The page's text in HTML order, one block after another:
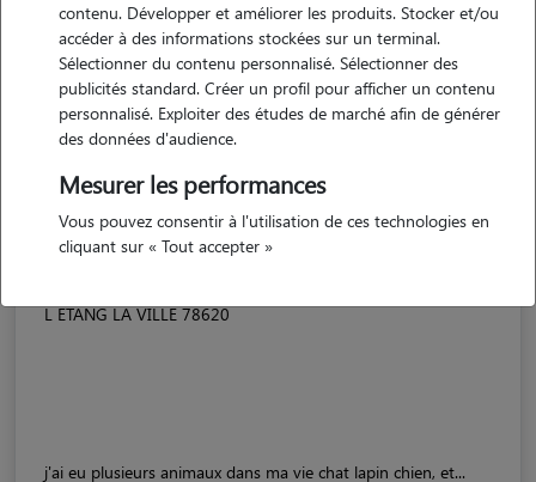
L ETANG LA VILLE 78620
j'ai eu plusieurs animaux dans ma vie chat lapin chien, et...
contenu. Développer et améliorer les produits. Stocker et/ou
accéder à des informations stockées sur un terminal.
Sélectionner du contenu personnalisé. Sélectionner des
publicités standard. Créer un profil pour afficher un contenu
personnalisé. Exploiter des études de marché afin de générer
des données d'audience.
Mesurer les performances
Vous pouvez consentir à l'utilisation de ces technologies en
cliquant sur « Tout accepter »